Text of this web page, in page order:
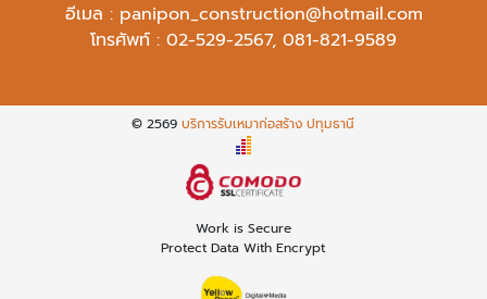
อีเมล : panipon_construction@hotmail.com
โทรศัพท์ : 02-529-2567, 081-821-9589
© 2569บริการรับเหมาก่อสร้าง ปทุมธานี
Work is Secure
Protect Data With Encrypt